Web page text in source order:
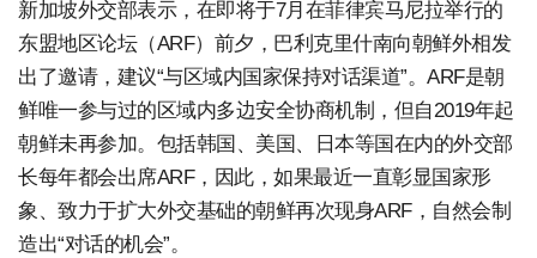
新加坡外交部表示，在即将于7月在菲律宾马尼拉举行的
东盟地区论坛（ARF）前夕，巴利克里什南向朝鲜外相发
出了邀请，建议“与区域内国家保持对话渠道”。ARF是朝
鲜唯一参与过的区域内多边安全协商机制，但自2019年起
朝鲜未再参加。包括韩国、美国、日本等国在内的外交部
长每年都会出席ARF，因此，如果最近一直彰显国家形
象、致力于扩大外交基础的朝鲜再次现身ARF，自然会制
造出“对话的机会”。